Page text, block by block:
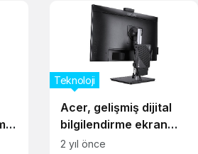
Acer, gelişmiş dijital
bilgilendirme ekran
çözümleri için yeni
Teknoloji
2 yıl önce